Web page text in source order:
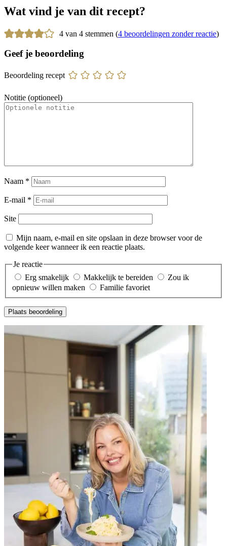
Wat vind je van dit recept?
4 van 4 stemmen (4 beoordelingen zonder reactie)
Geef je beoordeling
Beoordeling recept
Notitie (optioneel)
Naam *
E-mail *
Site
Mijn naam, e-mail en site opslaan in deze browser voor de
volgende keer wanneer ik een reactie plaats.
Je reactie
Erg smakelijk
Makkelijk te bereiden
Zou ik
opnieuw willen maken
Familie favoriet
Plaats beoordeling